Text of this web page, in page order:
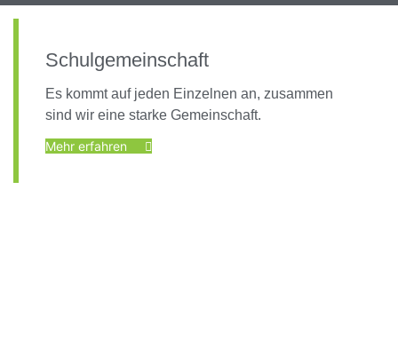
Schulgemeinschaft
Es kommt auf jeden Einzelnen an, zusammen
sind wir eine starke Gemeinschaft.
Mehr erfahren